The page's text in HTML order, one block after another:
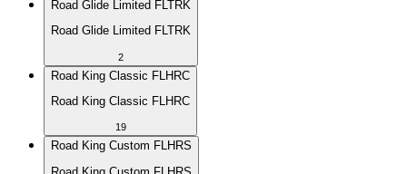
Road Glide Limited FLTRK
Road Glide Limited FLTRK
2
Road King Classic FLHRC
Road King Classic FLHRC
19
Road King Custom FLHRS